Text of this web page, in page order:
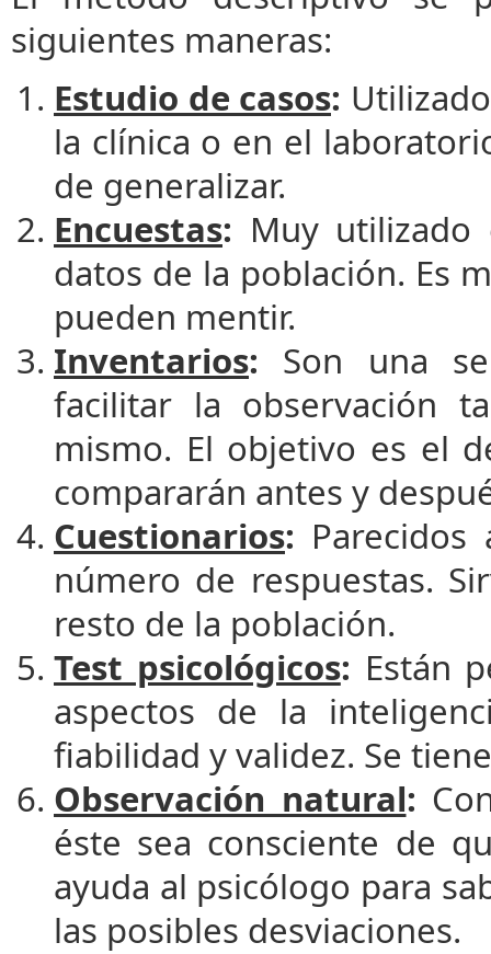
siguientes maneras:
Estudio de casos:
la clínica o en el
de generalizar.
Encuestas: Muy
datos de la población. Es
pueden mentir.
Inventarios: Son una
facilitar la observación
mismo. El objetivo es el
compararán antes y
Cuestionarios:
número de respuestas.
resto de la población.
Test psicológicos: Están
aspectos de la
fiabilidad y validez. Se
Observación natural:
éste sea consciente de
ayuda al psicólogo para
las posibles desviaciones.